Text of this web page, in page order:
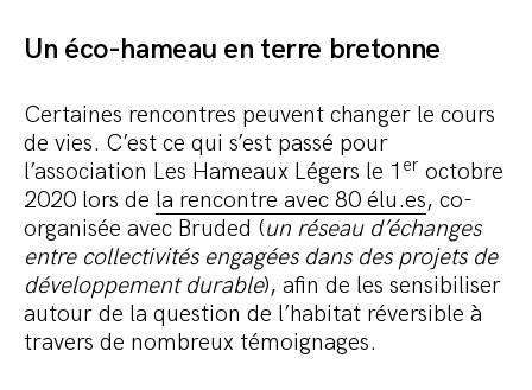
Un éco-hameau en terre bretonne
Certaines rencontres peuvent changer le cours
de vies. C’est ce qui s’est passé pour
l’association Les Hameaux Légers le 1 er octobre
2020 lors de la rencontre avec 80 élu.es, co-
organisée avec Bruded (un réseau d’échanges
entre collectivités engagées dans des projets de
développement durable), afin de les sensibiliser
autour de la question de l’habitat réversible à
travers de nombreux témoignages.